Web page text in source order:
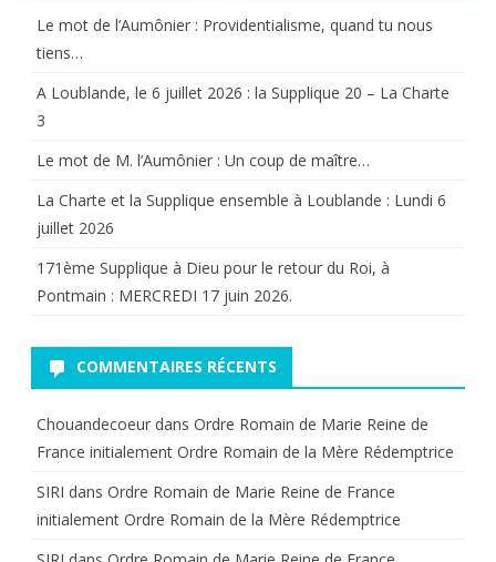
Tours
Le mot de l’Aumônier : Providentialisme, quand tu nous
tiens…
A Loublande, le 6 juillet 2026 : la Supplique 20 – La Charte
3
Le mot de M. l’Aumônier : Un coup de maître…
La Charte et la Supplique ensemble à Loublande : Lundi 6
juillet 2026
171ème Supplique à Dieu pour le retour du Roi, à
Pontmain : MERCREDI 17 juin 2026.
COMMENTAIRES RÉCENTS
Chouandecoeur dans Ordre Romain de Marie Reine de
France initialement Ordre Romain de la Mère Rédemptrice
SIRI dans Ordre Romain de Marie Reine de France
initialement Ordre Romain de la Mère Rédemptrice